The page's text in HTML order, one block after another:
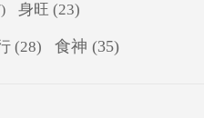
身旺 (23)
(28) 食神 (35)